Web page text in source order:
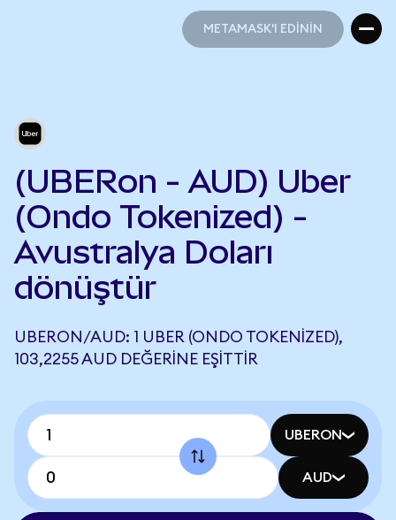
METAMASK'I EDİNİN
(UBERon - AUD) Uber
(Ondo Tokenized) -
Avustralya Doları
dönüştür
UBERON/AUD: 1 UBER (ONDO TOKENIZED),
103,2255 AUD DEĞERINE EŞITTIR
UBERON
AUD